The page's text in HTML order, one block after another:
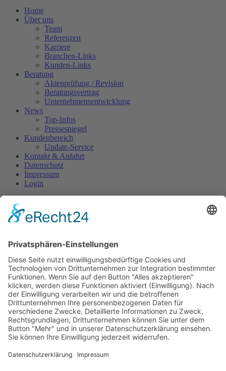
Home
Über uns
Team
Referenzen
Karriere
Branchen-Links
Kunden-Links
Beratung
Aktenprüfung / Revision
Beratungsvertrag
Unternehmensentwicklung
News
Top-Infos
Pressespiegel
Kundenbereich
Update-Service
Kontakt & Anfahrt
Datenschutz
Impressum
Login
Internationale
Präventionskampagne für den
Bereich Zeitarbeit und
grenzüberschreitende Arbeit
Der Ausschuss der höheren Gewerbeaufsichtsbeamten (Senior
Labour Inspectors Committee/SLIC) hat eine internationale
Kampagne gestartet, mit dem Ziel den Arbeits- und
Gesundheitsschutz für Zeitarbeiter und grenzüberschreitende
Arbeiter zu verbessern. Die Präventionskampagne startet im
Oktober 2017 und läuft bis Mai 2019.
Quelle: Arbeitsschutz-Portal